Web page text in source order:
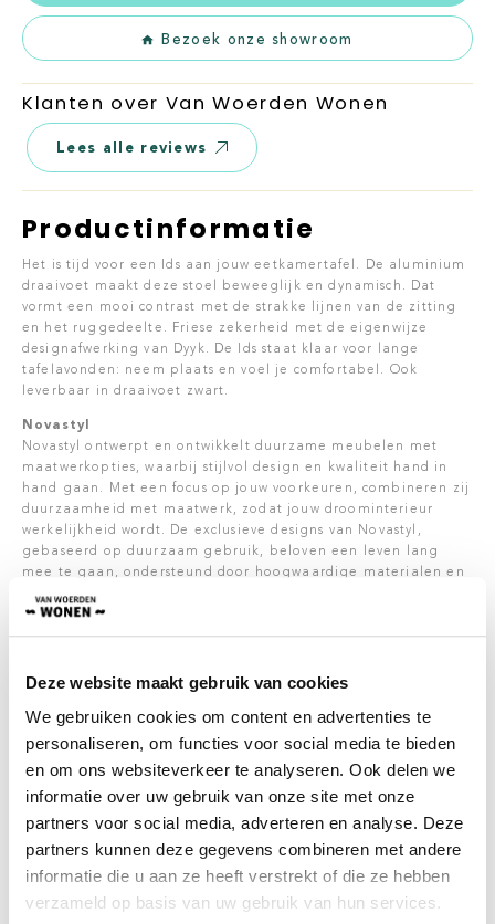
Deze website maakt gebruik van cookies
We gebruiken cookies om content en advertenties te
personaliseren, om functies voor social media te bieden
en om ons websiteverkeer te analyseren. Ook delen we
informatie over uw gebruik van onze site met onze
partners voor social media, adverteren en analyse. Deze
partners kunnen deze gegevens combineren met andere
informatie die u aan ze heeft verstrekt of die ze hebben
verzameld op basis van uw gebruik van hun services.
Bezoek onze showroom
Klanten over Van Woerden Wonen
Lees alle reviews
Productinformatie
Het is tijd voor een Ids aan jouw eetkamertafel. De aluminium
draaivoet maakt deze stoel beweeglijk en dynamisch. Dat
vormt een mooi contrast met de strakke lijnen van de zitting
en het ruggedeelte. Friese zekerheid met de eigenwijze
designafwerking van Dyyk. De Ids staat klaar voor lange
tafelavonden: neem plaats en voel je comfortabel. Ook
leverbaar in draaivoet zwart.
Novastyl
Novastyl ontwerpt en ontwikkelt duurzame meubelen met
maatwerkopties, waarbij stijlvol design en kwaliteit hand in
hand gaan. Met een focus op jouw voorkeuren, combineren zij
duurzaamheid met maatwerk, zodat jouw droominterieur
werkelijkheid wordt. De exclusieve designs van Novastyl,
gebaseerd op duurzaam gebruik, beloven een leven lang
mee te gaan, ondersteund door hoogwaardige materialen en
ergonomische vormgeving.
van ware duurzaamheid.
Onderhoud
Wanneer je bij aanschaf met nieuwe meubelen (die bij Van
Woerden Wonen besteld zijn), kiest voor 5 jaar
onderhoudsgarantie, wordt er voor 5 jaar lang, gratis alle
problemen (die onder de garantie vallen) opgelost. Denk
hierbij aan vlekverwijdering, verhelpen van kraakgeluiden en
losgeraakte verbindingen. Kort gezegd, problemen die met
langdurig gebruik van meubels voor kunnen komen. Hiervoor
hoef jezelf niks te doen, de meubels worden geïmpregneerd
voordat deze bij jou geleverd worden.